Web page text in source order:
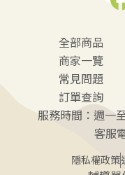
全部商品
商家一覽
常見問題
訂單查詢
服務時間：週一
客服
隱私權政策